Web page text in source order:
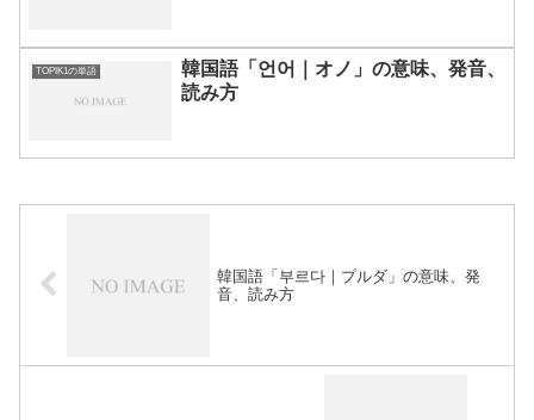
TOPIK1の単語
韓国語「언어｜オノ」の意味、発音、
読み方
韓国語「부르다｜プルダ」の意味、発
音、読み方